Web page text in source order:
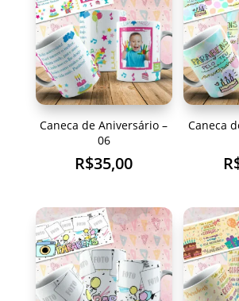
Caneca de Aniversário –
06
R$35,00
Caneca